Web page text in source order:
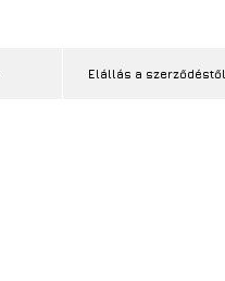
Elállás a szerződéstől